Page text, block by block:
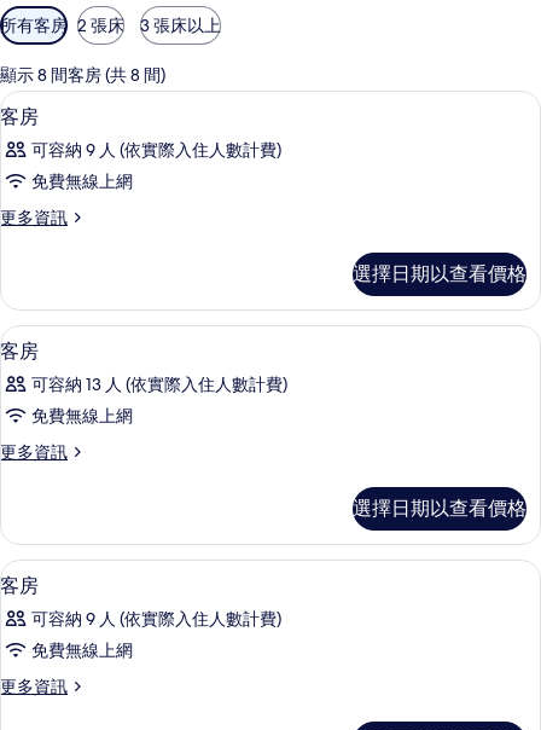
可
用
的
客
房
篩
選
件
所有客房 2 張床 3 張床以上
顯示 8 間客房 (共 8 間)
顯
示
客
的
有
相
片
8
客房
可容納 9 人 (依實際入住人數計費)
免費無線上網
更多資訊
更
的
詳
情
選擇日期以查看價格
顯
示
客
的
有
相
片
8
客房
可容納 13 人 (依實際入住人數計費)
免費無線上網
更多資訊
更
的
詳
情
選擇日期以查看價格
顯
示
客
的
7
客房
可容納 9 人 (依實際入住人數計費)
免費無線上網
更多資訊
更